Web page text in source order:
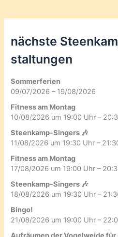
nächste
staltungen
Sommerferien
09/07/2026 – 19/08/2026
Fitness am Montag
10/08/2026 um 19:00 Uhr –
Steenkamp-Singers 🎶
11/08/2026 um 19:30 Uhr –
Fitness am Montag
17/08/2026 um 19:00 Uhr –
Steenkamp-Singers 🎶
18/08/2026 um 19:30 Uhr –
Bingo!
21/08/2026 um 19:00 Uhr –